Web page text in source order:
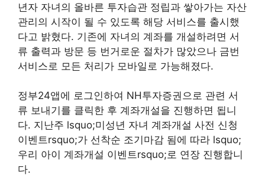
년자 자녀의 올바른 투자습관 정립과 쌓아가는 자산
관리의 시작이 될 수 있도록 해당 서비스를 출시했
다고 밝혔다. 기존에 자녀의 계좌를 개설하려면 서
류 출력과 방문 등 번거로운 절차가 많았으나 금번
서비스로 모든 처리가 모바일로 가능해졌다.
정부24앱에 로그인하여 NH투자증권으로 관련 서
류 보내기를 클릭한 후 계좌개설을 진행하면 됩니
다. 지난주 lsquo;미성년 자녀 계좌개설 사전 신청
이벤트rsquo;가 선착순 조기마감 됨에 따라 lsquo;
우리 아이 계좌개설 이벤트rsquo;로 연장 진행합니
다.